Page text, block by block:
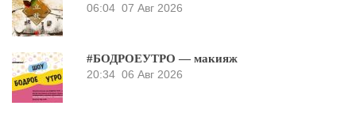
06:04 07 Авг 2026
#БОДРОЕУТРО — макияж
20:34 06 Авг 2026